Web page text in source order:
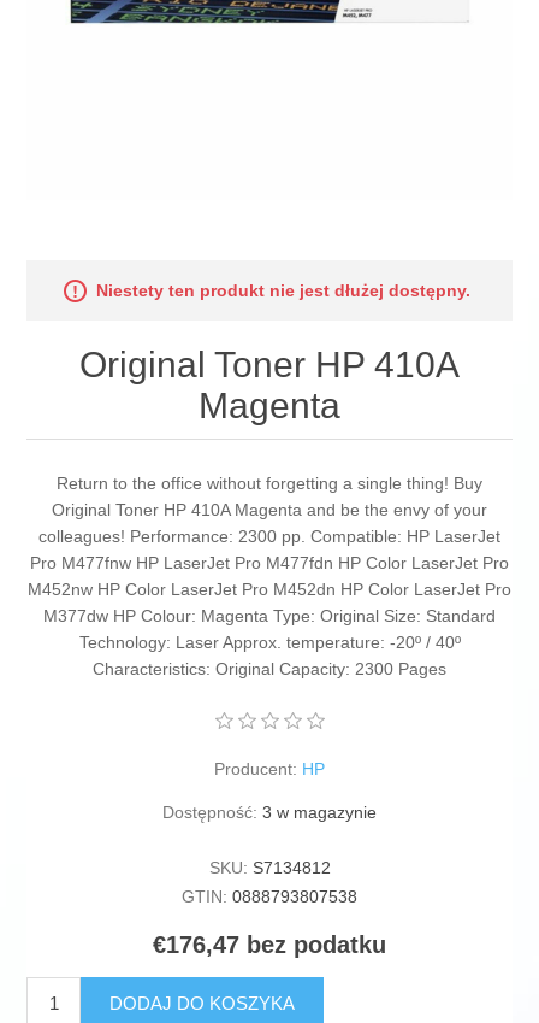
Niestety ten produkt nie jest dłużej dostępny.
Original Toner HP 410A
Magenta
Return to the office without forgetting a single thing! Buy
Original Toner HP 410A Magenta and be the envy of your
colleagues! Performance: 2300 pp. Compatible: HP LaserJet
Pro M477fnw HP LaserJet Pro M477fdn HP Color LaserJet Pro
M452nw HP Color LaserJet Pro M452dn HP Color LaserJet Pro
M377dw HP Colour: Magenta Type: Original Size: Standard
Technology: Laser Approx. temperature: -20º / 40º
Characteristics: Original Capacity: 2300 Pages
Producent: HP
Dostępność: 3 w magazynie
SKU: S7134812
GTIN: 0888793807538
€176,47 bez podatku
DODAJ DO KOSZYKA